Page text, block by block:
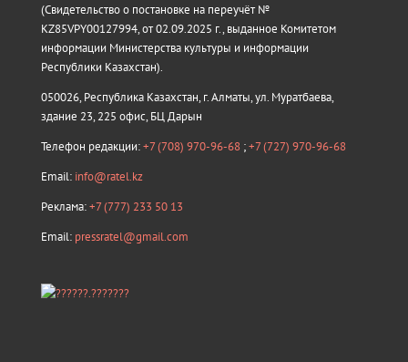
(Свидетельство о постановке на переучёт №
KZ85VPY00127994, от 02.09.2025 г., выданное Комитетом
информации Министерства культуры и информации
Республики Казахстан).
050026, Республика Казахстан, г. Алматы, ул. Муратбаева,
здание 23, 225 офис, БЦ Дарын
Телефон редакции:+7 (708) 970-96-68 ;+7 (727) 970-96-68
Email: info@ratel.kz
Реклама:+7 (777) 233 50 13
Email: pressratel@gmail.com